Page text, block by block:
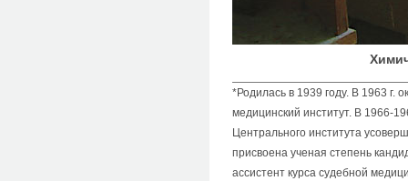
*Родилась в 1939 году. В 1963 г.
медицинский институт. В 1966-
Центрального института
присвоена ученая степень
ассистент курса судебной